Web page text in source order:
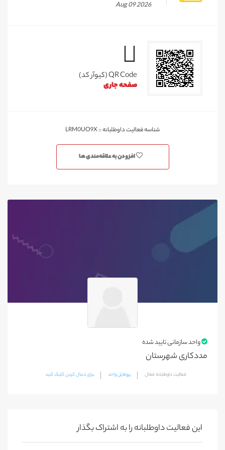
Aug 09 2026
QR Code (کیوآر کد)
صفحه جاری
شناسه فعالیت داوطلبانه :: LRM0UO9X
افزودن به علاقه‌مندی ها
واحد سازمانی تایید شده
مددکاری شهرستان
فعالیت داوطلبانه فعال پروفایل واحد برای دنبال کردن کلیک کنید
این فعالیت‌ داوطلبانه را به اشتراک بگذار